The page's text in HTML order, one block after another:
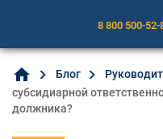
8 800 500-52-
home Блог
субсидиарной
должника?